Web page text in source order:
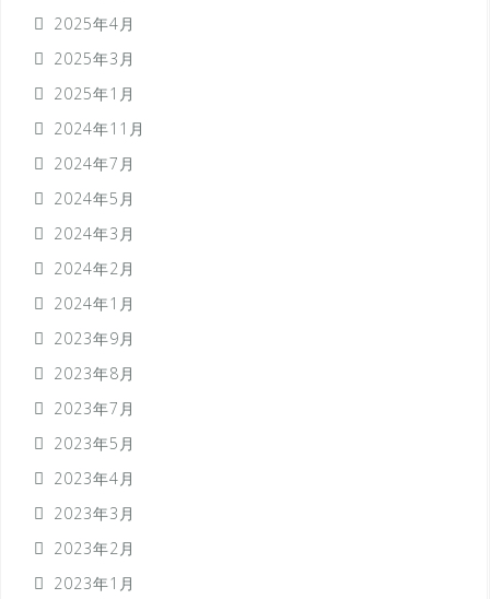
2025年4月
2025年3月
2025年1月
2024年11月
2024年7月
2024年5月
2024年3月
2024年2月
2024年1月
2023年9月
2023年8月
2023年7月
2023年5月
2023年4月
2023年3月
2023年2月
2023年1月